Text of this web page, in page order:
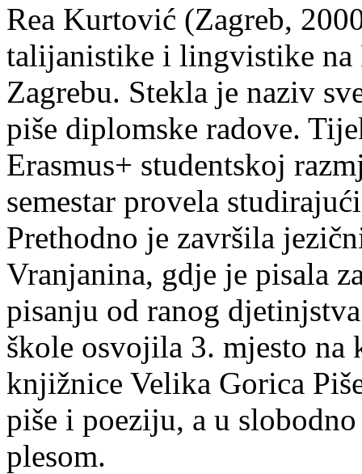
Rea Kurtović (Zagreb,
talijanistike i lingvistike
Zagrebu. Stekla je naziv
piše diplomske radove.
Erasmus+ studentskoj
semestar provela
Prethodno je završila
Vranjanina, gdje je pisala
pisanju od ranog
škole osvojila 3. mjesto na
knjižnice Velika Gorica
piše i poeziju, a u
plesom.